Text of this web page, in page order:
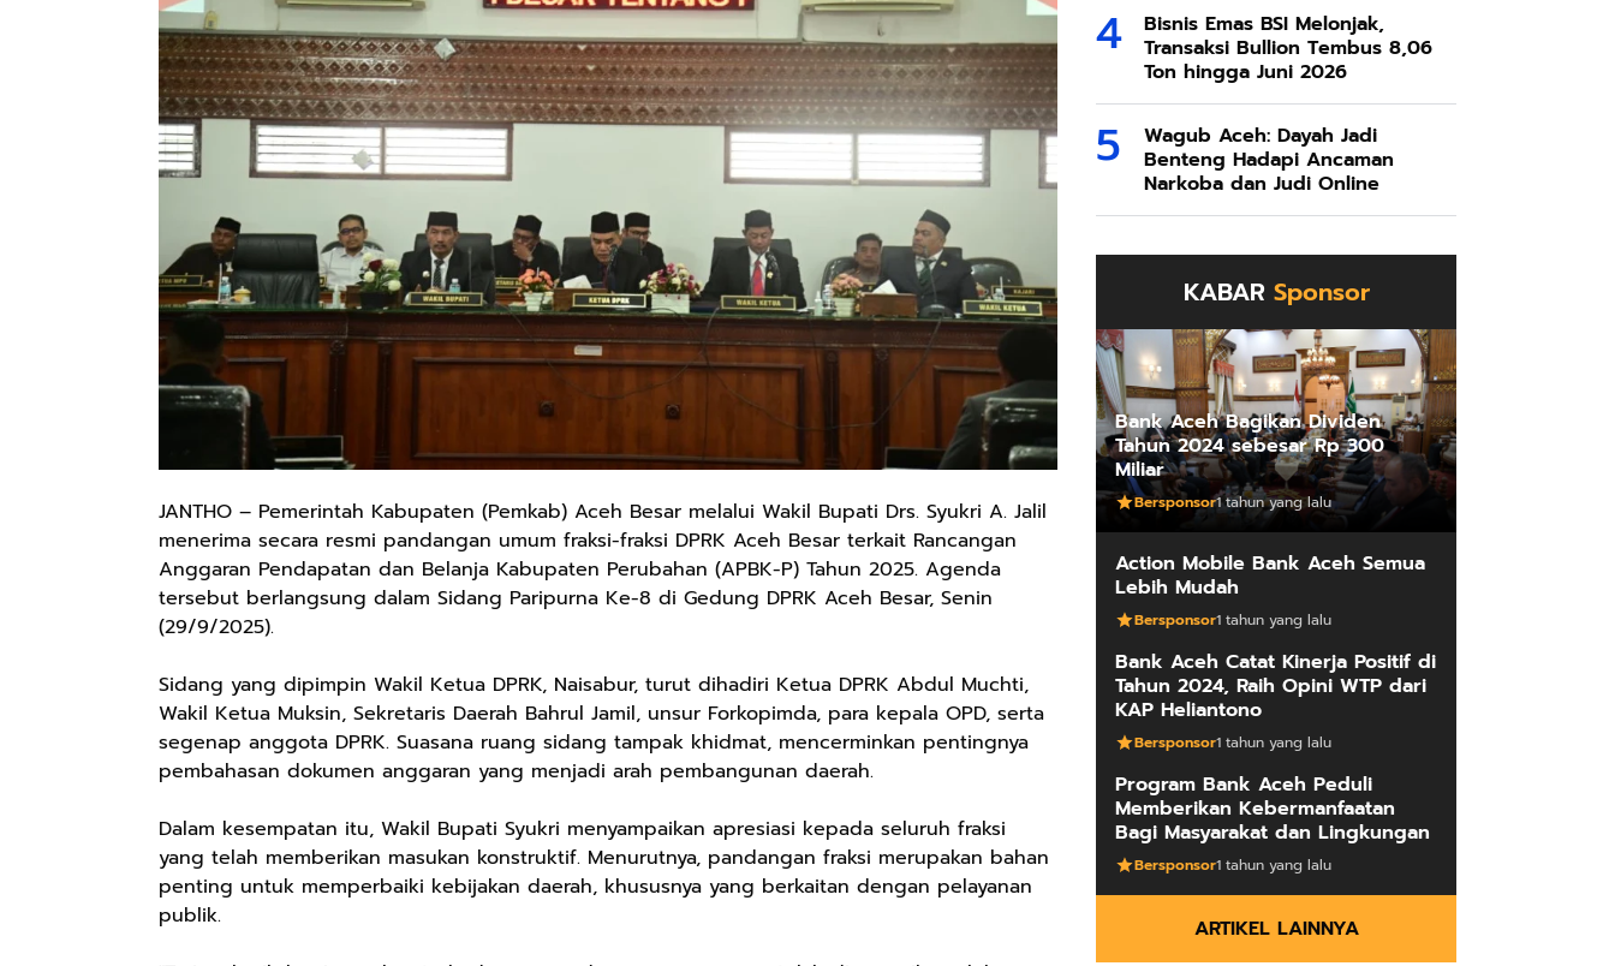
JANTHO – Pemerintah Kabupaten (Pemkab) Aceh Besar melalui Wakil Bupati Drs. Syukri A. Jalil
menerima secara resmi pandangan umum fraksi-fraksi DPRK Aceh Besar terkait Rancangan
Anggaran Pendapatan dan Belanja Kabupaten Perubahan (APBK-P) Tahun 2025. Agenda
tersebut berlangsung dalam Sidang Paripurna Ke-8 di Gedung DPRK Aceh Besar, Senin
(29/9/2025).
Sidang yang dipimpin Wakil Ketua DPRK, Naisabur, turut dihadiri Ketua DPRK Abdul Muchti,
Wakil Ketua Muksin, Sekretaris Daerah Bahrul Jamil, unsur Forkopimda, para kepala OPD, serta
segenap anggota DPRK. Suasana ruang sidang tampak khidmat, mencerminkan pentingnya
pembahasan dokumen anggaran yang menjadi arah pembangunan daerah.
Dalam kesempatan itu, Wakil Bupati Syukri menyampaikan apresiasi kepada seluruh fraksi
yang telah memberikan masukan konstruktif. Menurutnya, pandangan fraksi merupakan bahan
penting untuk memperbaiki kebijakan daerah, khususnya yang berkaitan dengan pelayanan
publik.
Bisnis Emas BSI Melonjak,
Transaksi Bullion Tembus 8,06
Ton hingga Juni 2026
Wagub Aceh: Dayah Jadi
Benteng Hadapi Ancaman
Narkoba dan Judi Online
KABAR Sponsor
Bank Aceh Bagikan Dividen
Tahun 2024 sebesar Rp 300
Miliar
Bersponsor1 tahun yang lalu
Action Mobile Bank Aceh Semua
Lebih Mudah
Bersponsor1 tahun yang lalu
Bank Aceh Catat Kinerja Positif di
Tahun 2024, Raih Opini WTP dari
KAP Heliantono
Bersponsor1 tahun yang lalu
Program Bank Aceh Peduli
Memberikan Kebermanfaatan
Bagi Masyarakat dan Lingkungan
Bersponsor1 tahun yang lalu
ARTIKEL LAINNYA